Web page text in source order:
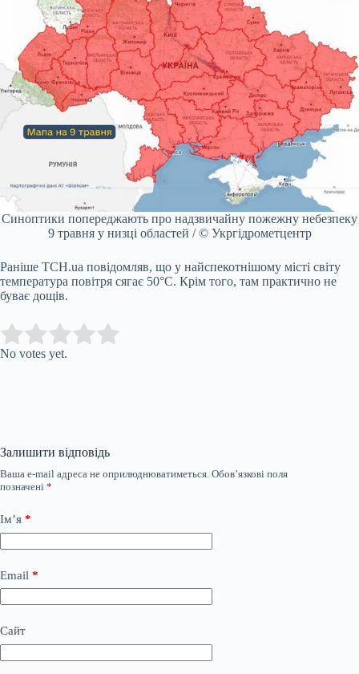
Синоптики попереджають про надзвичайну пожежну небезпеку
9 травня у низці областей / © Укргідрометцентр
Раніше ТСН.ua повідомляв, що у найспекотнішому місті світу
температура повітря сягає 50°C. Крім того, там практично не
буває дощів.
Rate this item:
No votes yet.
Залишити відповідь
Ваша e-mail адреса не оприлюднюватиметься. Обов’язкові поля
позначені *
Ім’я *
Email *
Сайт